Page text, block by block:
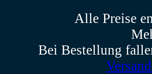
Alle Preise
Bei Bestellung
Versand